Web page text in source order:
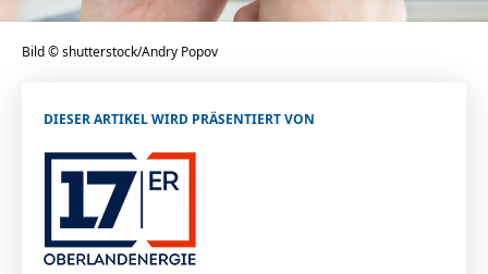
Stellenangebote
Fotobox
Amphibienschutz
Team
Programm
Service
Handwerker
Bild © shutterstock/Andry Popov
DIESER ARTIKEL WIRD PRÄSENTIERT VON